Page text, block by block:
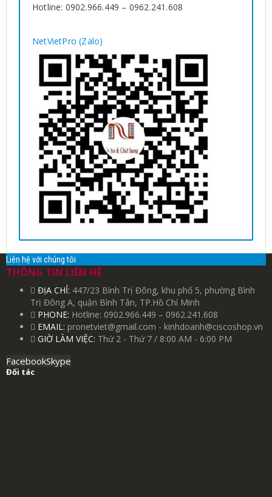
Hotline: 0902.966.449 – 0962.241.608
NetVietPro (Zalo)
Liên hệ với chúng tôi
THÔNG TIN LIÊN HỆ
ĐỊA CHỈ: 447/23 Bình Trị Đông, khu phố 5, phường Bình
Trị Đông A, quận Bình Tân, TP.Hồ Chí Minh
PHONE: Hotline: 0902.966.449 – 0962.241.608
EMAIL: pronetviet@gmail.com - kinhdoanh@ciscoshop.vn
GIỜ LÀM VIỆC: Thứ 2 - Thứ 7 / 8:00 AM - 6:00 PM
FacebookSkype
Đối tác